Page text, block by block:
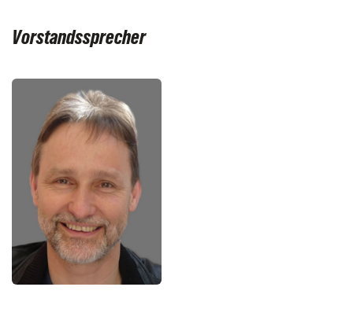
Vorstandssprecher